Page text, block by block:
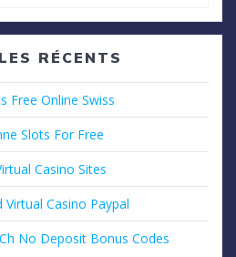
:
RÉCENTS
Free Online Swiss
Slots For Free
Casino Sites
Virtual Casino Paypal
No Deposit Bonus Codes